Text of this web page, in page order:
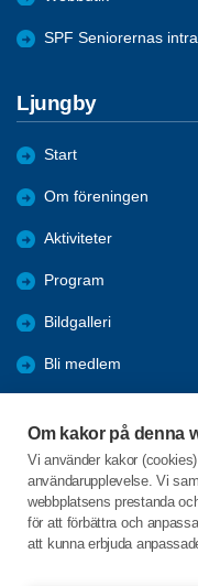
Om kakor på denna
Vi använder kakor
användarupplevelse. Vi
webbplatsens prestanda
för att förbättra och
att kunna erbjuda
SPF Seniorernas
Ljungby
Start
Om föreningen
Aktiviteter
Program
Bildgalleri
Bli medlem
Nyheter
C/o:Elizabeth Thoor